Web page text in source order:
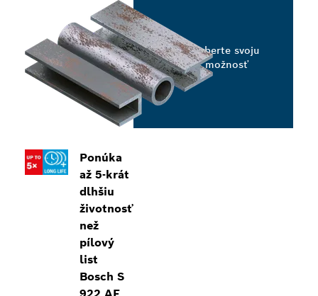
Ponúka
až 5-krát
dlhšiu
životnosť
než
pílový
list
Bosch S
Vyberte svoju
možnosť